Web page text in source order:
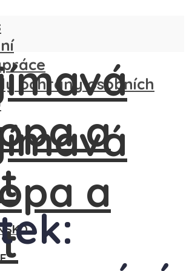
ochrany osobních